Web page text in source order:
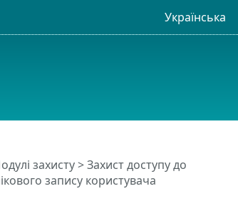
Українська
захисту>Захист доступу до
запису користувача